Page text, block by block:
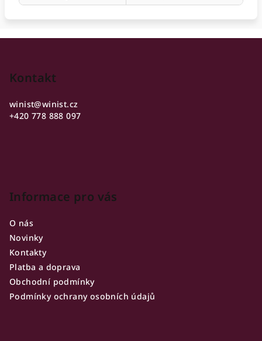
Kontakt
winist@winist.cz
+420 778 888 097
Informace pro vás
O nás
Novinky
Kontakty
Platba a doprava
Obchodní podmínky
Podmínky ochrany osobních údajů